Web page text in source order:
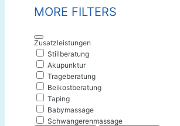
MORE FILTERS
Zusatzleistungen
Stillberatung
Akupunktur
Trageberatung
Beikostberatung
Taping
Babymassage
Schwangerenmassage